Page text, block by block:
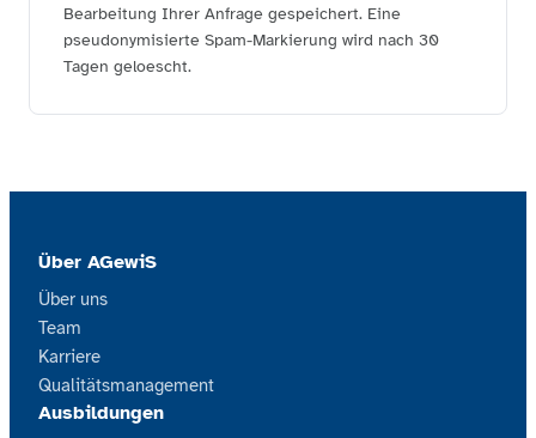
Bearbeitung Ihrer Anfrage gespeichert. Eine
pseudonymisierte Spam-Markierung wird nach 30
Tagen geloescht.
Über AGewiS
Über uns
Team
Karriere
Qualitätsmanagement
Ausbildungen